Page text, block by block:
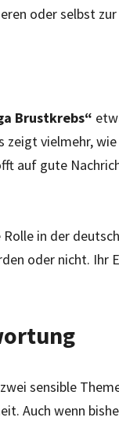
oder selbst zur
Brustkrebs“
vielmehr,
auf gute
in der
oder nicht. Ihr
sensible
Auch wenn